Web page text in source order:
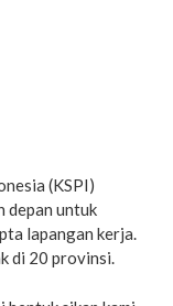
(KSPI)
depan untuk
lapangan kerja.
di 20 provinsi.